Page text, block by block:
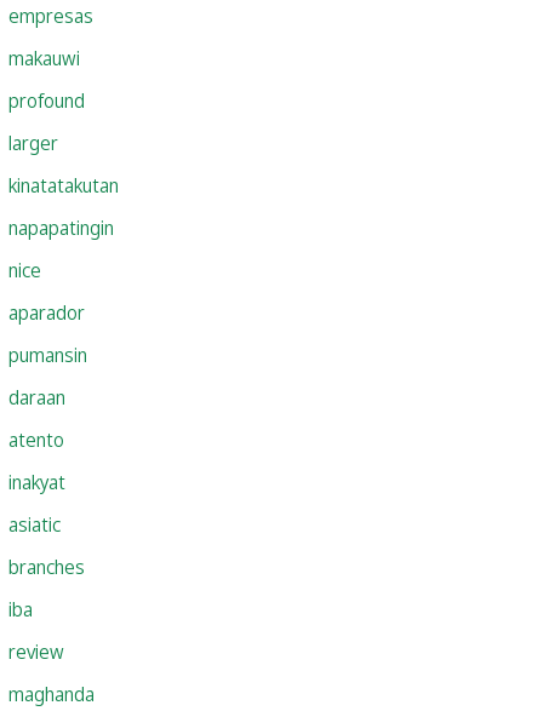
empresas
makauwi
profound
larger
kinatatakutan
napapatingin
nice
aparador
pumansin
daraan
atento
inakyat
asiatic
branches
iba
review
maghanda